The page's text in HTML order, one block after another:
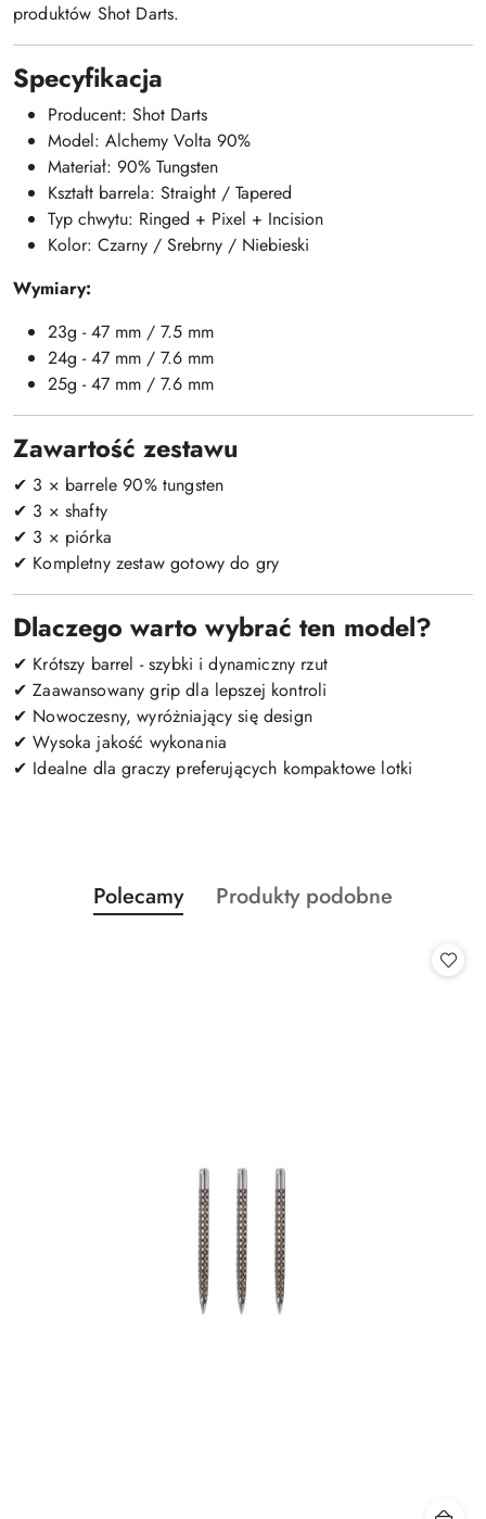
produktów Shot Darts.
Specyfikacja
Producent: Shot Darts
Model: Alchemy Volta 90%
Materiał: 90% Tungsten
Kształt barrela: Straight / Tapered
Typ chwytu: Ringed + Pixel + Incision
Kolor: Czarny / Srebrny / Niebieski
Wymiary:
23g - 47 mm / 7.5 mm
24g - 47 mm / 7.6 mm
25g - 47 mm / 7.6 mm
Zawartość zestawu
✔ 3 × barrele 90% tungsten
✔ 3 × shafty
✔ 3 × piórka
✔ Kompletny zestaw gotowy do gry
Dlaczego warto wybrać ten model?
✔ Krótszy barrel - szybki i dynamiczny rzut
✔ Zaawansowany grip dla lepszej kontroli
✔ Nowoczesny, wyróżniający się design
✔ Wysoka jakość wykonania
✔ Idealne dla graczy preferujących kompaktowe lotki
Pomiń karuzelę produktów
Produkty
o
Polecamy
Produkty
Produkty podobne